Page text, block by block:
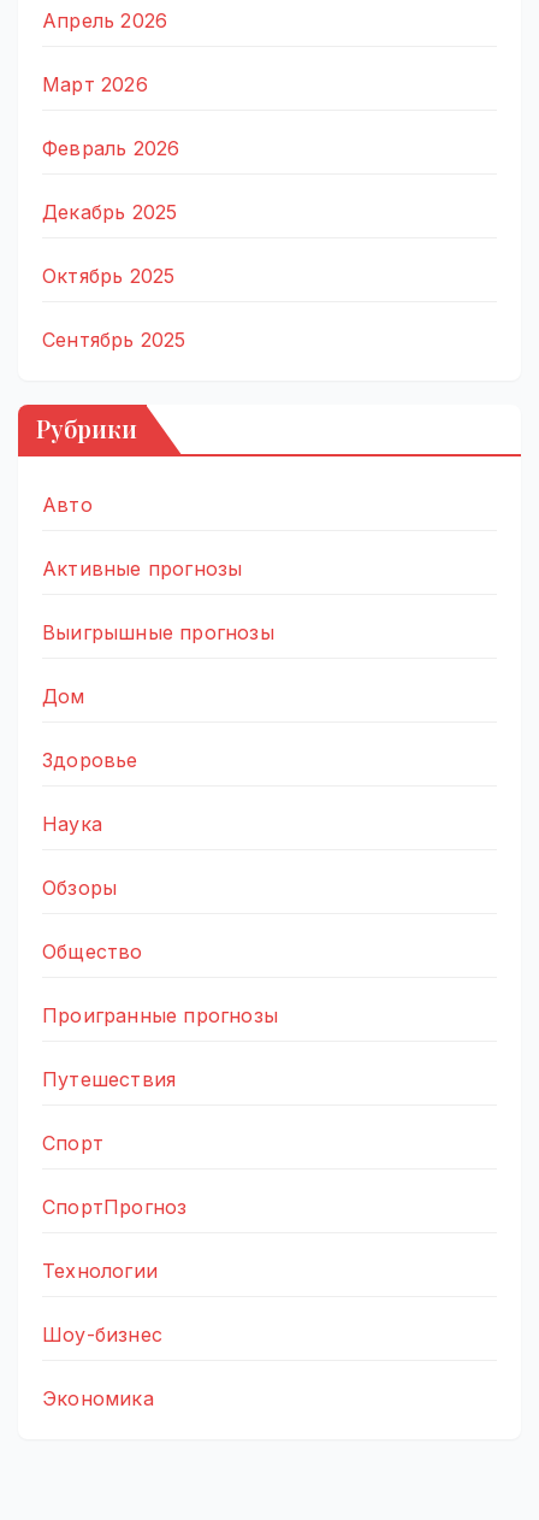
Апрель 2026
Март 2026
Февраль 2026
Декабрь 2025
Октябрь 2025
Сентябрь 2025
Рубрики
Авто
Активные прогнозы
Выигрышные прогнозы
Дом
Здоровье
Наука
Обзоры
Общество
Проигранные прогнозы
Путешествия
Спорт
СпортПрогноз
Технологии
Шоу-бизнес
Экономика